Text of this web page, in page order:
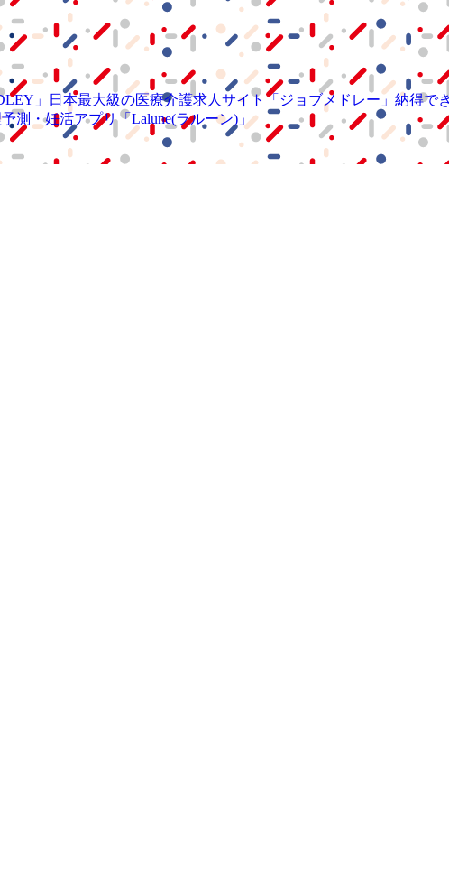
」 日本最大級の医療介護求人サイト 「ジョブメドレー」 納得で
測・妊活アプリ「Lalune(ラルーン)」